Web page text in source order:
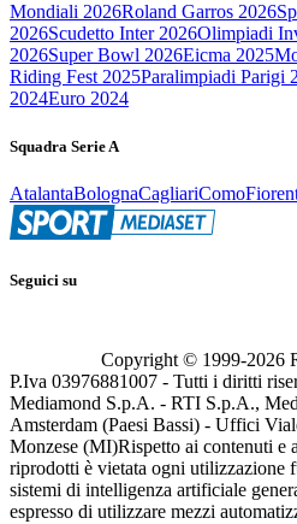
Mondiali 2026Roland Garros 2026
2026Scudetto Inter 2026Olimpiadi
2026Super Bowl 2026Eicma 2025
Riding Fest 2025Paralimpiadi Parigi
2024Euro 2024
Squadra Serie A
AtalantaBolognaCagliariComo
Seguici su
Copyright © 1999-2026
P.Iva 03976881007 - Tutti i diritti
Mediamond S.p.A. - RTI S.p.A.,
Amsterdam (Paesi Bassi) - Uffici
Monzese (MI)Rispetto ai contenuti e
riprodotti è vietata ogni utilizzazione
sistemi di intelligenza artificiale
espresso di utilizzare mezzi